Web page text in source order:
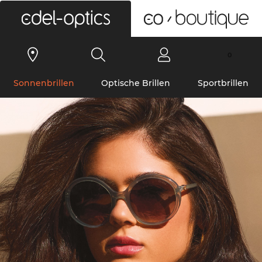
Sonnenbrillen Optische Brillen Sportbrillen